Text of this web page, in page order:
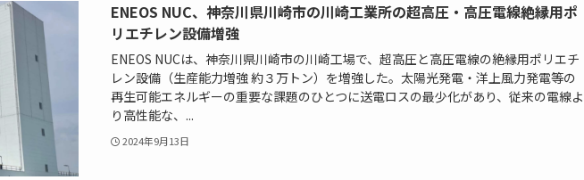
ENEOS NUC、神奈川県川崎市の川崎工業所の超高圧・高圧電線絶縁用ポ
リエチレン設備増強
ENEOS NUCは、神奈川県川崎市の川崎工場で、超高圧と高圧電線の絶縁用ポリエチ
レン設備（生産能力増強 約３万トン）を増強した。太陽光発電・洋上風力発電等の
再生可能エネルギーの重要な課題のひとつに送電ロスの最少化があり、従来の電線よ
り高性能な、...
2024年9月13日